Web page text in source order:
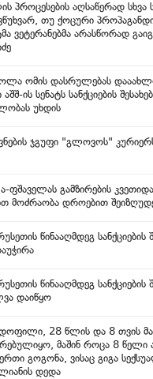
პროცესების აღსაწერად სხვა
თუ ქოცური
ვეტერანებმა არასწორად
ომის დასრულებას
ის სენატს სანქციების
უხდის
ჯგუფი "გლოვოს"
ფშაველას გამზირების
მოძრაობა დროებით
წინააღმდეგ სანქციების
წინააღმდეგ სანქციების
დაიწყო
28 წლის და 8 თვის
მაშინ როცა 8 წელი
გოგონა, ვისაც გიგა
დედა